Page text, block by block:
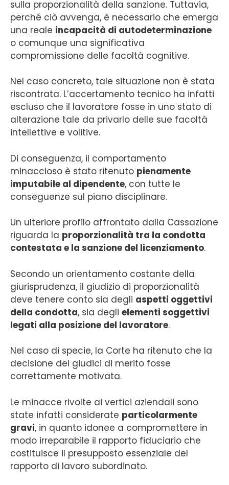
sulla proporzionalità della sanzione. Tuttavia,
perché ciò avvenga, è necessario che emerga
una reale incapacità di autodeterminazione
o comunque una significativa
compromissione delle facoltà cognitive.
Nel caso concreto, tale situazione non è stata
riscontrata. L’accertamento tecnico ha infatti
escluso che il lavoratore fosse in uno stato di
alterazione tale da privarlo delle sue facoltà
intellettive e volitive.
Di conseguenza, il comportamento
minaccioso è stato ritenuto pienamente
imputabile al dipendente, con tutte le
conseguenze sul piano disciplinare.
Un ulteriore profilo affrontato dalla Cassazione
riguarda la proporzionalità tra la condotta
contestata e la sanzione del licenziamento.
Secondo un orientamento costante della
giurisprudenza, il giudizio di proporzionalità
deve tenere conto sia degli aspetti oggettivi
della condotta, sia degli elementi soggettivi
legati alla posizione del lavoratore.
Nel caso di specie, la Corte ha ritenuto che la
decisione dei giudici di merito fosse
correttamente motivata.
Le minacce rivolte ai vertici aziendali sono
state infatti considerate particolarmente
gravi, in quanto idonee a compromettere in
modo irreparabile il rapporto fiduciario che
costituisce il presupposto essenziale del
rapporto di lavoro subordinato.